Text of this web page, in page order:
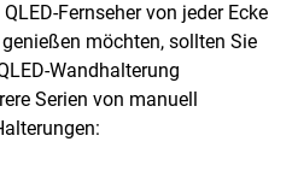
Fernseher von jeder Ecke
möchten, sollten Sie
Wandhalterung
Serien von manuell